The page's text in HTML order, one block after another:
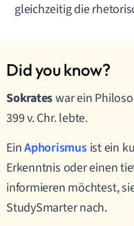
gleichzeitig die
Sokrateswar ein
399 v. Chr. lebte.
EinAphorismus ist ein
Erkenntnis oder einen
informieren möchtest,
StudySmarter nach.